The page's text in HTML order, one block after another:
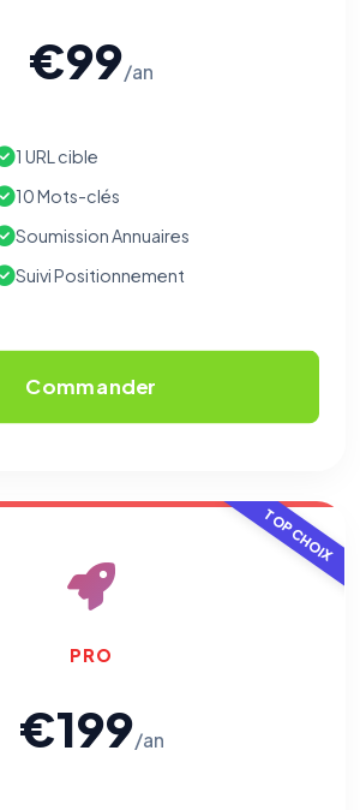
€99/an
1 URL cible
10 Mots-clés
Soumission Annuaires
Suivi Positionnement
Commander
TOP CHOIX
PRO
€199/an